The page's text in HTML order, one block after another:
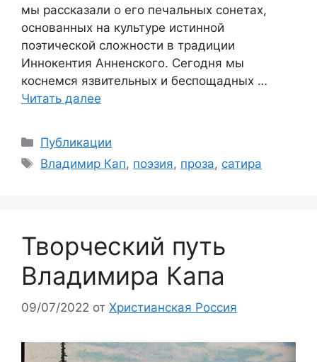
мы рассказали о его печальных сонетах,
основанных на культуре истинной
поэтической сложности в традиции
Иннокентия Анненского. Сегодня мы
коснемся язвительных и беспощадных …
Читать далее
Рубрики
Публикации
Метки
Владимир Кап, поэзия, проза, сатира
Творческий путь
Владимира Капа
09/07/2022 от Христианская Россия